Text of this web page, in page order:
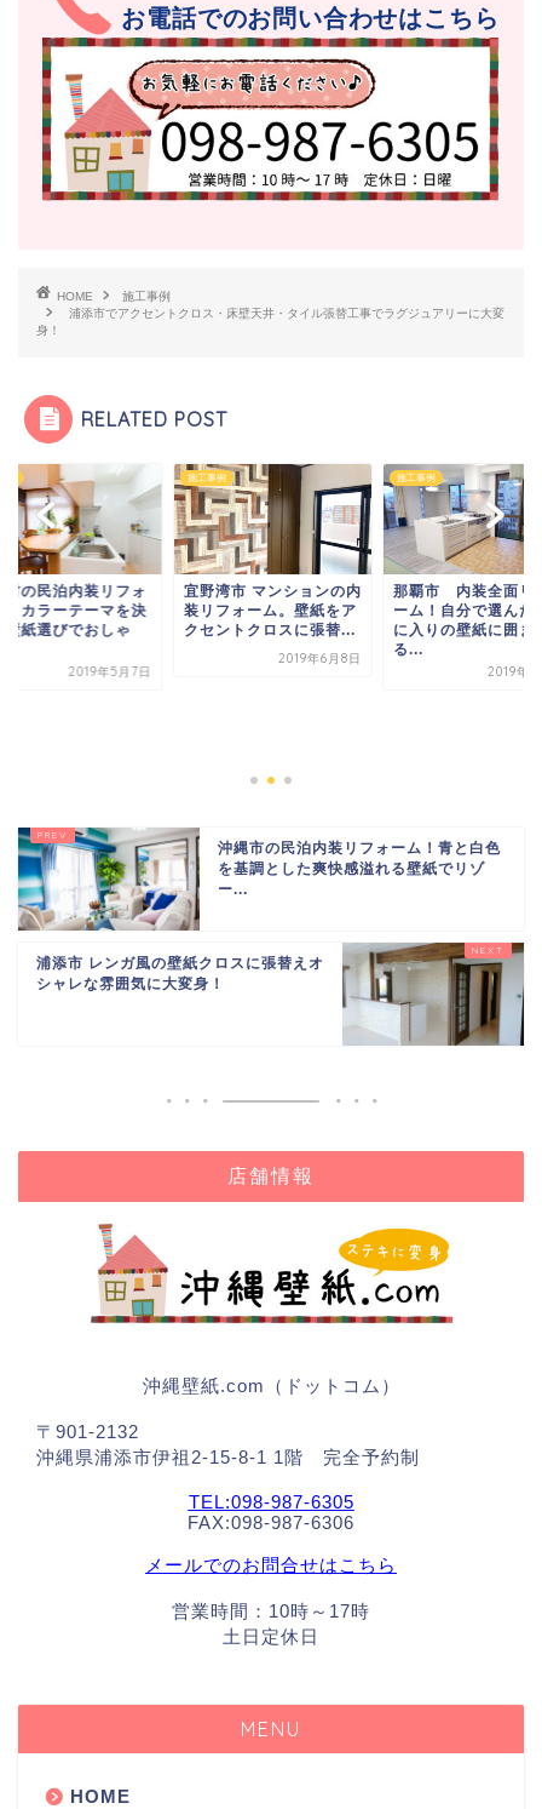
お電話でのお問い合わせはこちら
HOME
施工事例
浦添市でアクセントクロス・床壁天井・タイル張替工事でラグジュアリーに大変
身！
RELATED POST
湾市 マンションの内
フォーム。壁紙をア
ントクロスに張替...
施工事例
那覇市 内装全面リフォ
ーム！自分で選んだお気
に入りの壁紙に囲まれ
施工事例
恩納村の民泊内装リ
沖縄市の民泊内装リフォーム！青と白色
を基調とした爽快感溢れる壁紙でリゾ
ー...
浦添市 レンガ風の壁紙クロスに張替えオ
シャレな雰囲気に大変身！
店舗情報
沖縄壁紙.com（ドットコム）
〒901-2132
沖縄県浦添市伊祖2-15-8-1 1階 完全予約制
TEL:098-987-6305
FAX:098-987-6306
メールでのお問合せはこちら
営業時間：10時～17時
土日定休日
MENU
HOME